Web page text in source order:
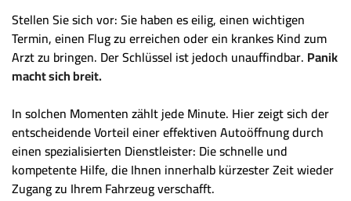
Stellen Sie sich vor: Sie haben es eilig, einen wichtigen
Termin, einen Flug zu erreichen oder ein krankes Kind zum
Arzt zu bringen. Der Schlüssel ist jedoch unauffindbar. Panik
macht sich breit.
In solchen Momenten zählt jede Minute. Hier zeigt sich der
entscheidende Vorteil einer effektiven Autoöffnung durch
einen spezialisierten Dienstleister: Die schnelle und
kompetente Hilfe, die Ihnen innerhalb kürzester Zeit wieder
Zugang zu Ihrem Fahrzeug verschafft.